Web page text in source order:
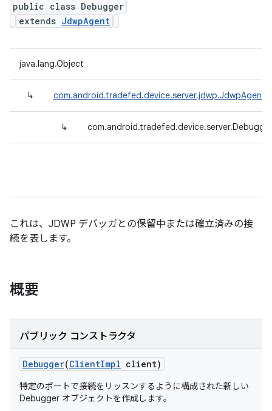
public class Debugger
extends JdwpAgent
java.lang.Object
↳ com.android.tradefed.device.server.jdwp.JdwpAgent
↳ com.android.tradefed.device.server.Debugger
これは、JDWP デバッガとの保留中または確立済みの接
続を表します。
概要
パブリック コンストラクタ
Debugger(ClientImpl client)
特定のポートで接続をリッスンするように構成された新しい
Debugger オブジェクトを作成します。